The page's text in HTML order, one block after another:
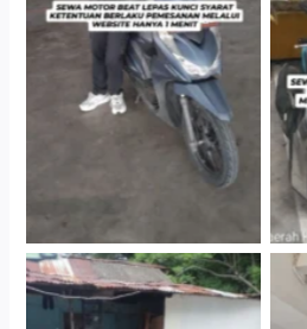
Cityplaza Jatinegara
Gedung Parkir P6A